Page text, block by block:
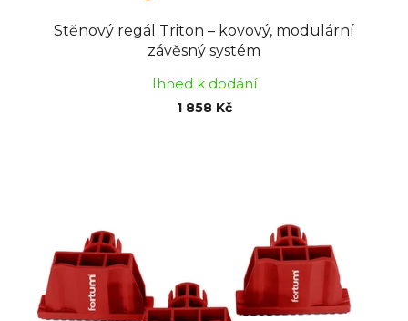
Stěnový regál Triton – kovový, modulární
závěsný systém
Ihned k dodání
1 858 Kč